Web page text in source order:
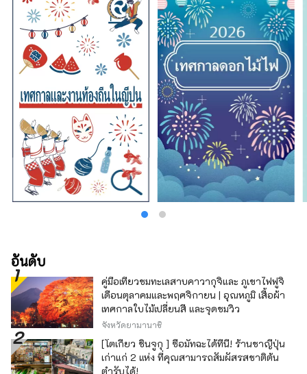
อันดับ
คู่มือเที่ยวชมทะเลสาบคาวากุจิและ ภูเขาไฟฟูจิ
เดือนตุลาคมและพฤศจิกายน | อุณหภูมิ เสื้อผ้า
เทศกาลใบไม้เปลี่ยนสี และจุดชมวิว
จังหวัดยามานาชิ
[โตเกียว ชินจูกุ ] ซื้อมัทฉะได้ที่นี่! ร้านชาญี่ปุ่น
เก่าแก่ 2 แห่ง ที่คุณสามารถสัมผัสรสชาติต้น
ตำรับได้!